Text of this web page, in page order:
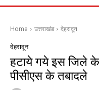
Home उत्तराखंड देहरादून
देहरादून
हटाये गये इस जिले
पीसीएस के तबादले